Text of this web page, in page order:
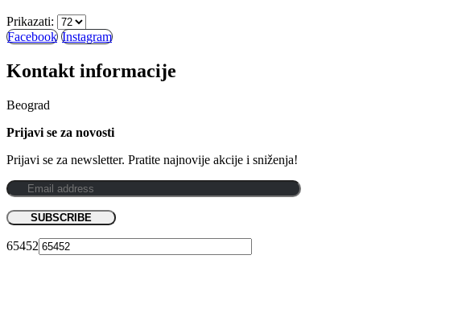
Prikazati:
Facebook Instagram
Kontakt informacije
Beograd
Prijavi se za novosti
Prijavi se za newsletter. Pratite najnovije akcije i sniženja!
65452